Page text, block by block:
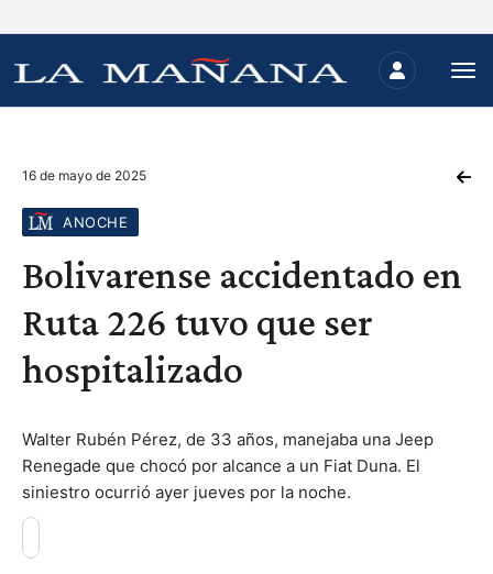
16 de mayo de 2025
ANOCHE
Bolivarense accidentado en
Ruta 226 tuvo que ser
hospitalizado
Walter Rubén Pérez, de 33 años, manejaba una Jeep
Renegade que chocó por alcance a un Fiat Duna. El
siniestro ocurrió ayer jueves por la noche.